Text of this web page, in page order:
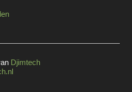
Djimtech